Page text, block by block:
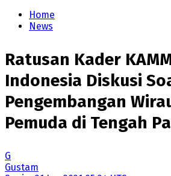
Home
News
Ratusan Kader
Indonesia Diskusi
Pengembangan
Pemuda di Tengah
G
Gustam